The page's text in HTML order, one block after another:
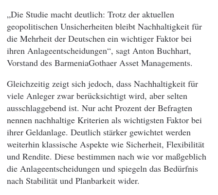
„Die Studie macht deutlich: Trotz der aktuellen
geopolitischen Unsicherheiten bleibt Nachhaltigkeit für
die Mehrheit der Deutschen ein wichtiger Faktor bei
ihren Anlageentscheidungen“, sagt Anton Buchhart,
Vorstand des BarmeniaGothaer Asset Managements.
Gleichzeitig zeigt sich jedoch, dass Nachhaltigkeit für
viele Anleger zwar berücksichtigt wird, aber selten
ausschlaggebend ist. Nur acht Prozent der Befragten
nennen nachhaltige Kriterien als wichtigsten Faktor bei
ihrer Geldanlage. Deutlich stärker gewichtet werden
weiterhin klassische Aspekte wie Sicherheit, Flexibilität
und Rendite. Diese bestimmen nach wie vor maßgeblich
die Anlageentscheidungen und spiegeln das Bedürfnis
nach Stabilität und Planbarkeit wider.